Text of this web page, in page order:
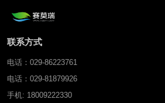
联系方式
电话：029-86223761
电话：029-81879926
手机: 18009222330